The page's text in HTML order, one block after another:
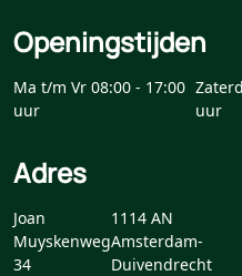
Openingstijden
Ma t/m Vr 08:00 - 17:00
uur
uur
Adres
Joan
Muyskenweg
34
1114 AN
Amsterdam-
Duivendrecht